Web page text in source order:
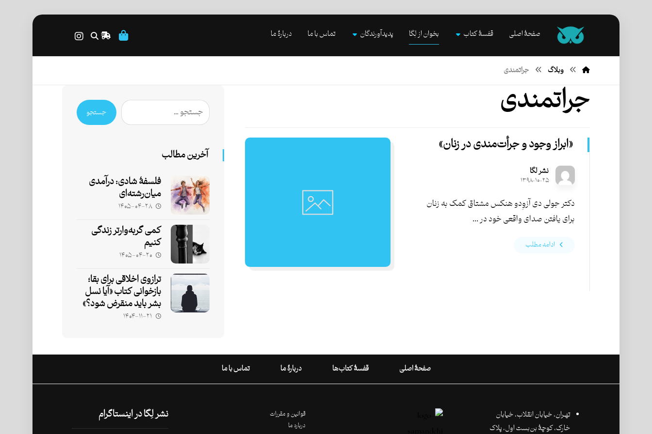
صفحۀ اصلی قفسۀ کتاب بخوان از لِگا پدیدآورندگان تماس با ما دربارۀ ما
وبلاگ جراتمندی
جراتمندی
«ابراز وجود و جرأت‌مندی در زنان»
نشر لگا
۱۳۹۸-۱۰-۲۵
دکتر جولی دی آزوِدو هنکس مشتاق کمک به زنان
برای یافتن صدای واقعی خود در ...
ادامه مطلب
جستجو
آخرین مطالب
فلسفۀ شادی: درآمدی
میان‌رشته‌ای
۱۴۰۵-۰۴-۲۸
کمی گربه‌وارتر زندگی
کنیم
۱۴۰۵-۰۴-۲۰
ترازوی اخلاقی برای بقا؛
بازخوانی کتاب «آیا نسل
بشر باید منقرض شود؟»
۱۴۰۴-۱۱-۲۱
صفحۀ اصلی قفسۀ کتاب‌ها دربارۀ ما تماس با ما
تهـران،‌ خیابان انقلاب، خیابان
خارک، کوچۀ بن‌بست اول، پلاک
قوانین و مقررات
درباره ما
نشر لِگا در اینستاگرام